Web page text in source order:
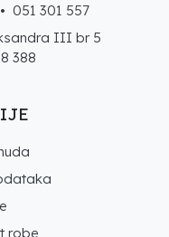
robe
051 301 557
III br 5
388